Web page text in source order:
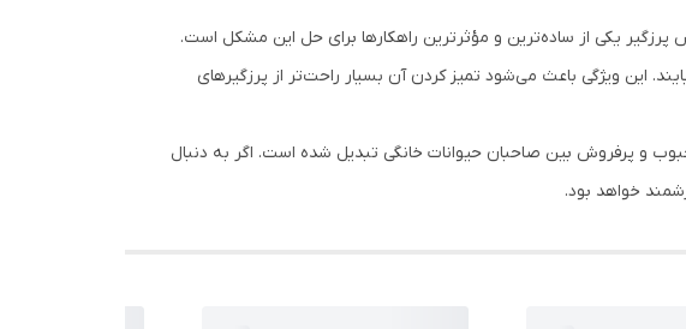
یکی از ساده‌ترین و مؤثرترین راهکارها برای حل این مشکل است.
این ویژگی باعث می‌شود تمیز کردن آن بسیار راحت‌تر از پرزگیرهای
و پرفروش بین صاحبان حیوانات خانگی تبدیل شده است. اگر به دنبال
خواهد بود.